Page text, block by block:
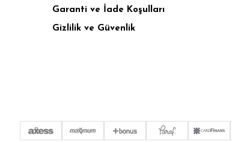
Garanti ve İade Koşulları
Gizlilik ve Güvenlik